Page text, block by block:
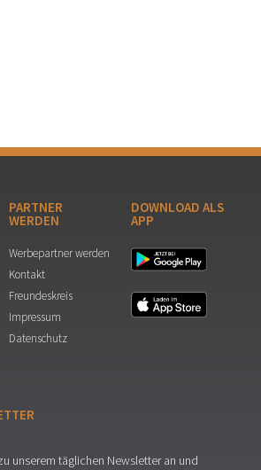
PARTNER
WERDEN
Werbepartner werden
Kontakt
Freundeskreis
Impressum
Datenschutz
DOWNLOAD ALS
APP
unserem täglichen Newsletter an und